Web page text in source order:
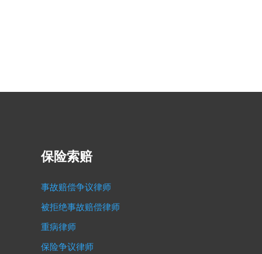
保险索赔
事故赔偿争议律师
被拒绝事故赔偿律师
重病律师
保险争议律师